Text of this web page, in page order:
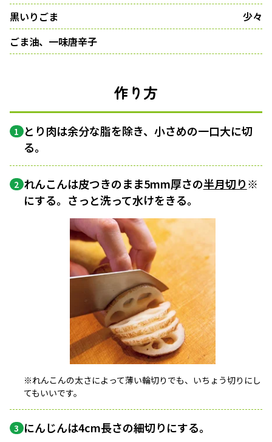
黒いりごま
少々
ごま油、一味唐辛子
作り方
1 とり肉は余分な脂を除き、小さめの一口大に切
る。
2 れんこんは皮つきのまま5mm厚さの半月切り※
にする。さっと洗って水けをきる。
※れんこんの太さによって薄い輪切りでも、いちょう切りにし
てもいいです。
3 にんじんは4cm長さの細切りにする。